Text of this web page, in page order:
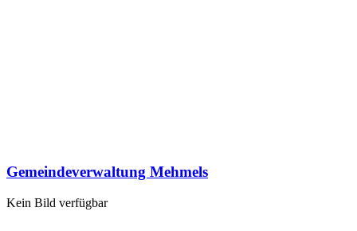
Gemeindeverwaltung Mehmels
Kein Bild verfügbar